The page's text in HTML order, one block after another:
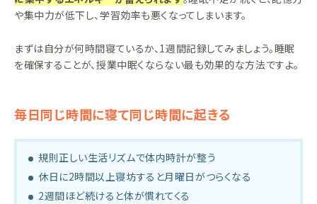
や集中力が低下し、学習効率も悪くなってしまいます。
まずは自分が何時間寝ているか、1週間記録してみましょう。睡眠
を確保することが、授業中眠くならない最も効果的な方法ですよ。
毎日同じ時間に寝て同じ時間に起きる
規則正しい生活リズムで体内時計が整う
休日に2時間以上寝坊すると月曜日がつらくなる
2週間ほど続けると体が慣れてくる